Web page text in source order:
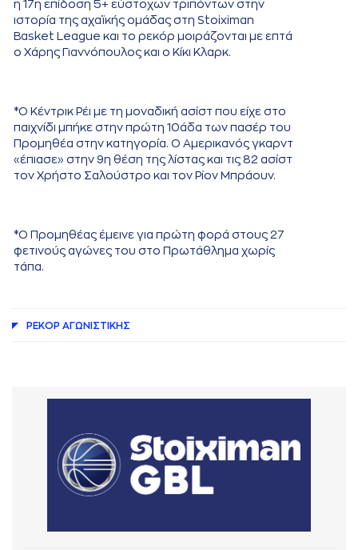
η 17η επίδοση 5+ εύστοχων τριπόντων στην
ιστορία της αχαϊκής ομάδας στη Stoiximan
Basket League και το ρεκόρ μοιράζονται με επτά
ο Χάρης Γιαννόπουλος και ο Κίκι Κλαρκ.
*Ο Κέντρικ Ρέι με τη μοναδική ασίστ που είχε στο
παιχνίδι μπήκε στην πρώτη 10άδα των πασέρ του
Προμηθέα στην κατηγορία. Ο Αμερικανός γκαρντ
«έπιασε» στην 9η θέση της λίστας και τις 82 ασίστ
τον Χρήστο Σαλούστρο και τον Ρίον Μπράουν.
*Ο Προμηθέας έμεινε για πρώτη φορά στους 27
φετινούς αγώνες του στο Πρωτάθλημα χωρίς
τάπα.
ΡΕΚΟΡ AΓΩΝΙΣΤΙΚΗΣ